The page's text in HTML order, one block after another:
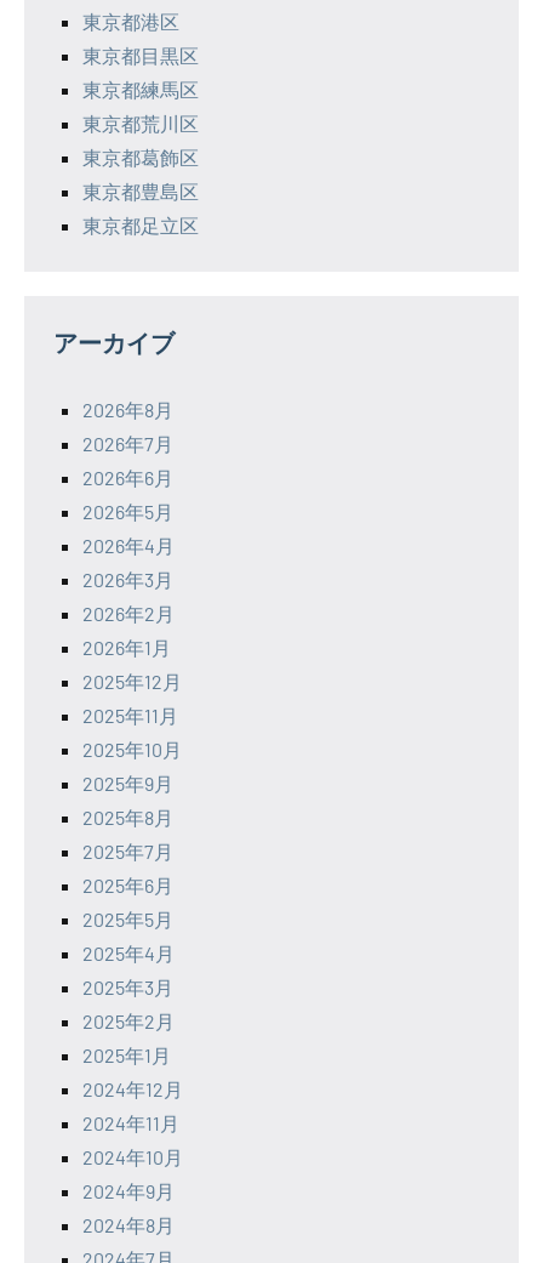
東京都港区
東京都目黒区
東京都練馬区
東京都荒川区
東京都葛飾区
東京都豊島区
東京都足立区
アーカイブ
2026年8月
2026年7月
2026年6月
2026年5月
2026年4月
2026年3月
2026年2月
2026年1月
2025年12月
2025年11月
2025年10月
2025年9月
2025年8月
2025年7月
2025年6月
2025年5月
2025年4月
2025年3月
2025年2月
2025年1月
2024年12月
2024年11月
2024年10月
2024年9月
2024年8月